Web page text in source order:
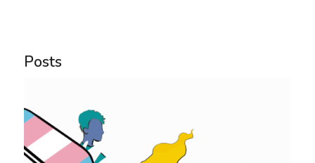
/home/u445684347/domains/nocorpocerto.net/
template-builder/php/asset-manager.class.php
789
Posts